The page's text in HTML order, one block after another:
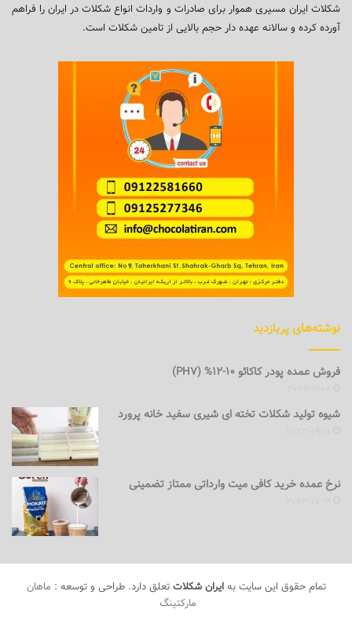
شکلات ایران مسیری هموار برای صادرات و واردات انواع شکلات در ایران را فراهم
آورده کرده و سالانه عهده دار حجم بالایی از تامین شکلات است.
نوشته‌های پربازدید
فروش عمده پودر کاکائو 10-12% (PH7)
شیوه تولید شکلات تخته ای شیری سفید خانه پرورد
نرخ عمده خرید کافی میت وارداتی ممتاز تضمینی
تمام حقوق این سایت بهایران شکلات تعلق دارد. طراحی و توسعه : ماهان
مارکتینگ